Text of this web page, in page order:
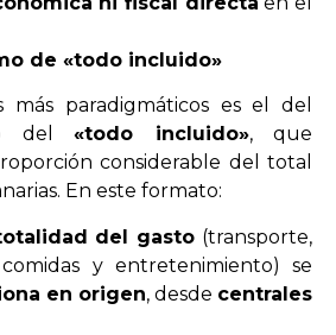
de «todo incluido»
más paradigmáticos es el del
del«todo incluido», que
considerable del total
En este formato:
del gasto (transporte,
y entretenimiento) se
en origen, desde centrales